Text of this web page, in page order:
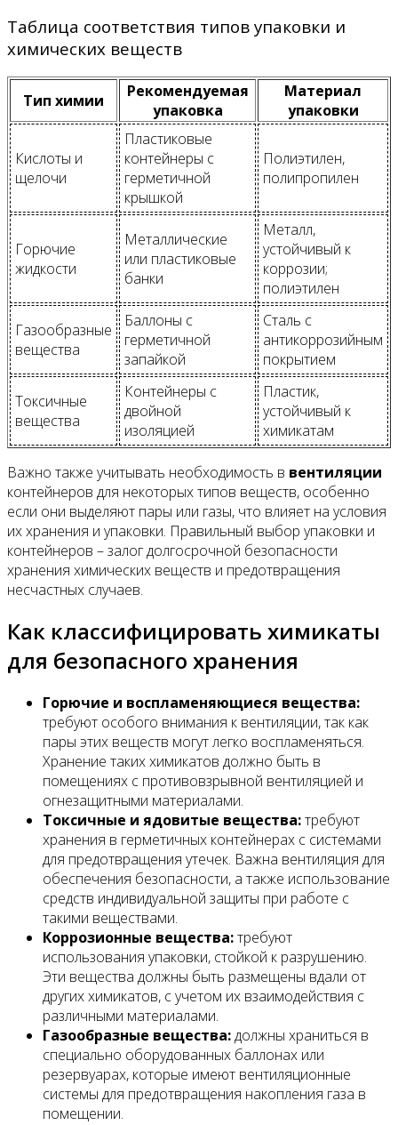
Таблица соответствия типов упаковки и
химических веществ
Тип химии
Рекомендуемая
упаковка
Материал
упаковки
Кислоты и
щелочи
Пластиковые
контейнеры с
герметичной
крышкой
Полиэтилен,
полипропилен
Горючие
жидкости
Металлические
или пластиковые
банки
Металл,
устойчивый к
коррозии;
полиэтилен
Газообразные
вещества
Баллоны с
герметичной
запайкой
Сталь с
антикоррозийным
покрытием
Токсичные
вещества
Контейнеры с
двойной
изоляцией
Пластик,
устойчивый к
химикатам
Важно также учитывать необходимость в вентиляции
контейнеров для некоторых типов веществ, особенно
если они выделяют пары или газы, что влияет на условия
их хранения и упаковки. Правильный выбор упаковки и
контейнеров – залог долгосрочной безопасности
хранения химических веществ и предотвращения
несчастных случаев.
Как классифицировать химикаты
для безопасного хранения
Горючие и воспламеняющиеся вещества:
требуют особого внимания к вентиляции, так как
пары этих веществ могут легко воспламеняться.
Хранение таких химикатов должно быть в
помещениях с противовзрывной вентиляцией и
огнезащитными материалами.
Токсичные и ядовитые вещества:требуют
хранения в герметичных контейнерах с системами
для предотвращения утечек. Важна вентиляция для
обеспечения безопасности, а также использование
средств индивидуальной защиты при работе с
такими веществами.
Коррозионные вещества:требуют
использования упаковки, стойкой к разрушению.
Эти вещества должны быть размещены вдали от
других химикатов, с учетом их взаимодействия с
различными материалами.
Газообразные вещества:должны храниться в
специально оборудованных баллонах или
резервуарах, которые имеют вентиляционные
системы для предотвращения накопления газа в
помещении.